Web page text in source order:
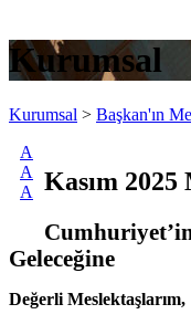
Kurumsal
Kurumsal > Başkan'ın
A
A
A
Kasım 2025
Geleceğine
Değerli Meslektaşlarım,